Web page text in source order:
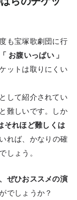
も宝塚歌劇団に行
「 お腹いっぱい 」
ットは取りにくい
して紹介されてい
難しいです。しか
それほど難しくは
れば、かなりの確
しょう。
ぜひおススメの演
でしょうか？